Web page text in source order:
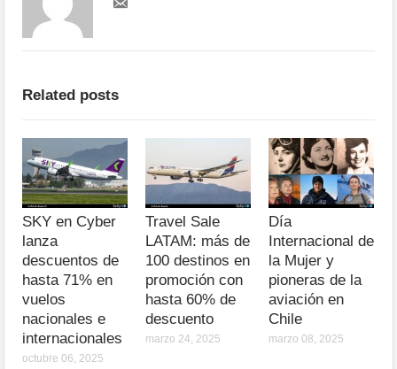
Related posts
SKY en Cyber
lanza
descuentos de
hasta 71% en
vuelos
nacionales e
internacionales
octubre 06, 2025
Travel Sale
LATAM: más de
100 destinos en
promoción con
hasta 60% de
descuento
marzo 24, 2025
Día
Internacional de
la Mujer y
pioneras de la
aviación en
Chile
marzo 08, 2025